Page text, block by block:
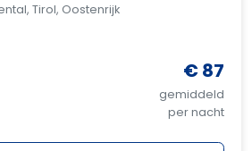
Tirol, Oostenrijk
€ 87
gemiddeld
per nacht